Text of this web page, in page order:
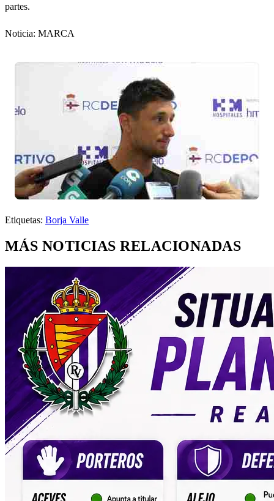
partes.
Noticia: MARCA
Etiquetas: Borja Valle
MÁS NOTICIAS RELACIONADAS